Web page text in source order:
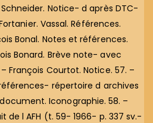
Notice- d après DTC-
Vassal. Références.
Bonal. Notes et références.
Bonard. Brève note- avec
François Courtot. Notice. 57. –
répertoire d archives
Iconographie. 58. –
de l AFH (t. 59- 1966- p. 337 sv.-